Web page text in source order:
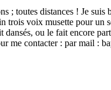
; toutes distances ! Je
voix musette pour un
ou le fait encore
me contacter : par mail :